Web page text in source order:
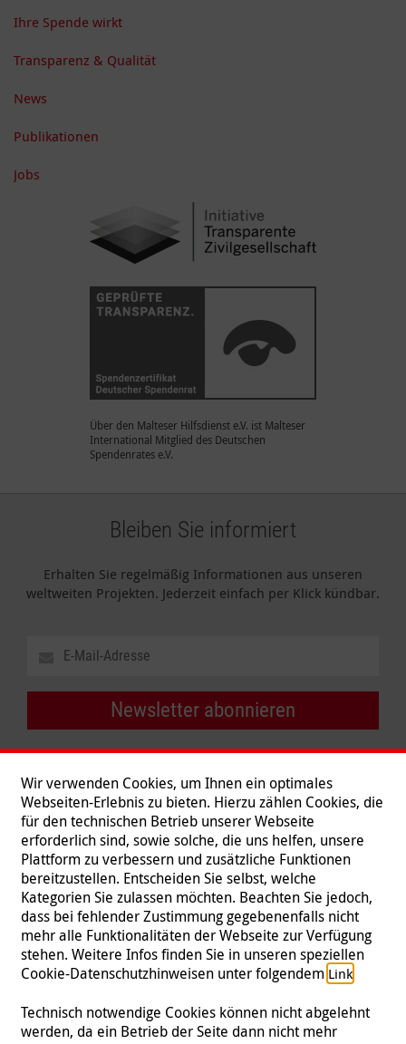
Ihre Spende wirkt
Transparenz & Qualität
News
Publikationen
Jobs
Über den Malteser Hilfsdienst e.V. ist Malteser
International Mitglied des Deutschen
Spendenrates e.V.
Bleiben Sie informiert
Erhalten Sie regelmäßig Informationen aus unseren
weltweiten Projekten. Jederzeit einfach per Klick kündbar.
Newsletter abonnieren
Folgen Sie uns
Wir verwenden Cookies, um Ihnen ein optimales
Webseiten-Erlebnis zu bieten. Hierzu zählen Cookies, die
für den technischen Betrieb unserer Webseite
erforderlich sind, sowie solche, die uns helfen, unsere
Plattform zu verbessern und zusätzliche Funktionen
bereitzustellen. Entscheiden Sie selbst, welche
Kategorien Sie zulassen möchten. Beachten Sie jedoch,
dass bei fehlender Zustimmung gegebenenfalls nicht
mehr alle Funktionalitäten der Webseite zur Verfügung
stehen. Weitere Infos finden Sie in unseren speziellen
Cookie-Datenschutzhinweisen unter folgendem Link.
Technisch notwendige Cookies können nicht abgelehnt
werden, da ein Betrieb der Seite dann nicht mehr